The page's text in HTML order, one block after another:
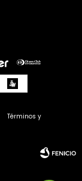
Términos y